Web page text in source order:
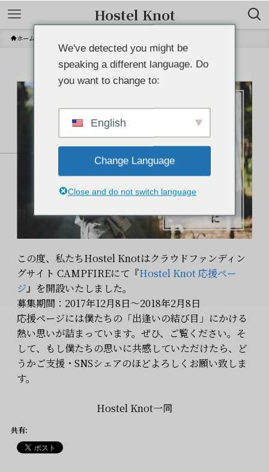
Hostel Knot
ホーム
この度、私たちHostel Knotはクラウドファンディン
グサイト CAMPFIREにて『Hostel Knot 応援ペー
ジ 』を開設いたしました。
募集期間：2017年12月8日〜2018年2月8日
応援ページには僕たちの「出逢いの結び目」にかける
熱い思いが詰まっています。ぜひ、ご覧ください。そ
して、もし僕たちの思いに共感していただけたら、ど
うかご支援・SNSシェアのほどよろしくお願い致しま
す。
Hostel Knot一同
共有:
We've detected you might be
speaking a different language. Do
you want to change to:
English
Change Language
Close and do not switch language